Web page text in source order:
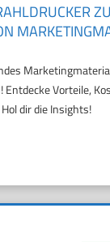
Vorteile,
dir die Insights!